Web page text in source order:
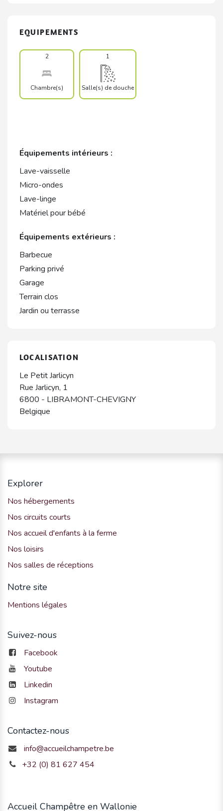
EQUIPEMENTS
2
Chambre(s)
1
Salle(s) de douche
Équipements intérieurs :
Lave-vaisselle
Micro-ondes
Lave-linge
Matériel pour bébé
Équipements extérieurs :
Barbecue
Parking privé
Garage
Terrain clos
Jardin ou terrasse
LOCALISATION
Le Petit Jarlicyn
Rue Jarlicyn, 1
6800 - LIBRAMONT-CHEVIGNY
Belgique
Explorer
Nos hébergements
Nos circuits courts
Nos accueil d'enfants à la ferme
Nos loisirs
Nos salles de réceptions
Notre site
Mentions légales
Suivez-nous
Facebook
Youtube
Linkedin
Instagram
Contactez-nous
info@accueilchampetre.be
+32 (0) 81 627 454
Accueil Champêtre en Wallonie